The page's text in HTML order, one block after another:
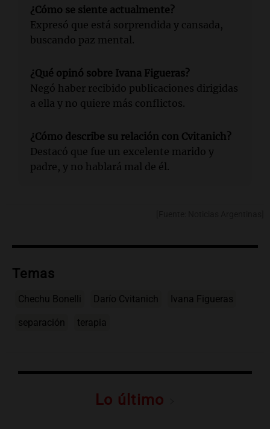
¿Cómo se siente actualmente?
Expresó que está sorprendida y cansada,
buscando paz mental.
¿Qué opinó sobre Ivana Figueras?
Negó haber recibido publicaciones dirigidas
a ella y no quiere más conflictos.
¿Cómo describe su relación con Cvitanich?
Destacó que fue un excelente marido y
padre, y no hablará mal de él.
Temas
Chechu Bonelli Darío Cvitanich Ivana Figueras
separación terapia
Lo último